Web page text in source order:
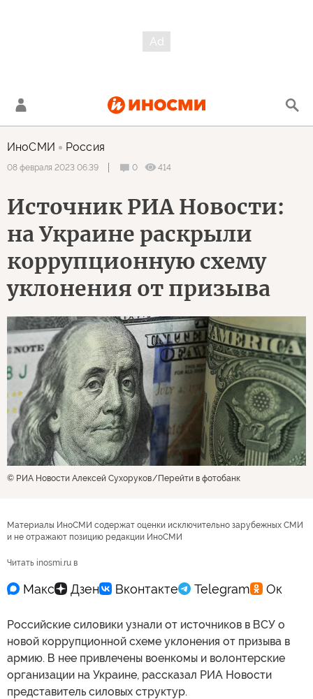
ИноСМИ Россия
08 февраля 2023 06:39 0 414
Источник РИА Новости:
на Украине раскрыли
коррупционную схему
уклонения от призыва
© РИА Новости Алексей Сухоруков Перейти в фотобанк
Материалы ИноСМИ содержат оценки исключительно зарубежных СМИ
и не отражают позицию редакции ИноСМИ
Читать inosmi.ru в
Российские силовики узнали от источников в ВСУ о
новой коррупционной схеме уклонения от призыва в
армию. В нее привлечены военкомы и волонтерские
организации на Украине, рассказал РИА Новости
представитель силовых структур.